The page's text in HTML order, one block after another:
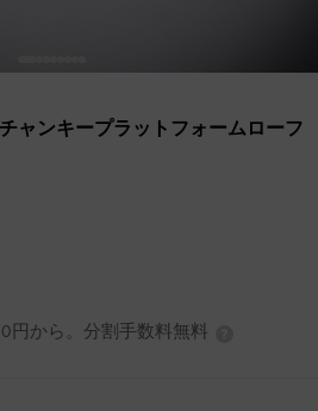
ャンキープラットフォームローフ
円から。分割手数料無料